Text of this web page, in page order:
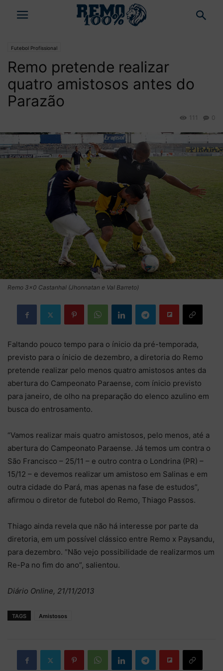
Futebol Profissional
Remo pretende realizar
quatro amistosos antes do
Parazão
0
111
Remo 3x0 Castanhal (Jhonnatan e Val Barreto)
Faltando pouco tempo para o ínicio da pré-temporada,
previsto para o ínicio de dezembro, a diretoria do Remo
pretende realizar pelo menos quatro amistosos antes da
abertura do Campeonato Paraense, com ínicio previsto
para janeiro, de olho na preparação do elenco azulino em
busca do entrosamento.
“Vamos realizar mais quatro amistosos, pelo menos, até a
abertura do Campeonato Paraense. Já temos um contra o
São Francisco – 25/11 – e outro contra o Londrina (PR) –
15/12 – e devemos realizar um amistoso em Salinas e em
outra cidade do Pará, mas apenas na fase de estudos”,
afirmou o diretor de futebol do Remo, Thiago Passos.
Thiago ainda revela que não há interesse por parte da
diretoria, em um possível clássico entre Remo x Paysandu,
para dezembro. “Não vejo possibilidade de realizarmos um
Re-Pa no fim do ano”, salientou.
Diário Online, 21/11/2013
TAGS Amistosos